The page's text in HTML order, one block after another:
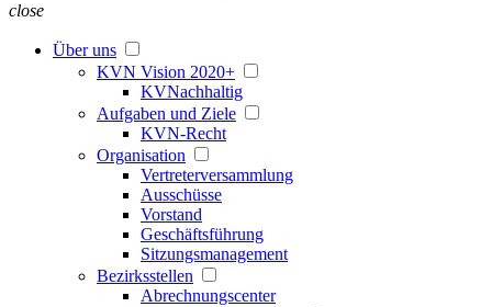
close
Über uns
KVN Vision 2020+
KVNachhaltig
Aufgaben und Ziele
KVN-Recht
Organisation
Vertreterversammlung
Ausschüsse
Vorstand
Geschäftsführung
Sitzungsmanagement
Bezirksstellen
Abrechnungscenter